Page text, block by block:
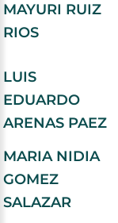
MAYURI RUIZ
RIOS
LUIS
EDUARDO
ARENAS PAEZ
MARIA NIDIA
GOMEZ
SALAZAR